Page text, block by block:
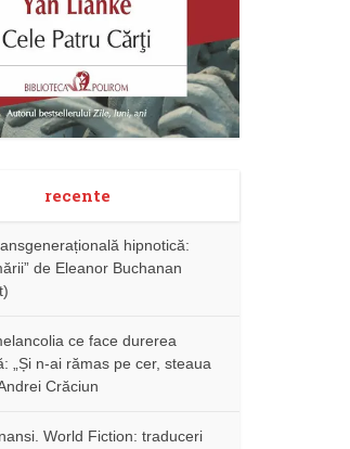
recente
hipnotică:
de Eleanor Buchanan
ce face durerea
„Și n-ai rămas pe cer, steaua
Crăciun
World Fiction: traduceri